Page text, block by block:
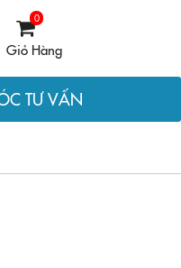
0
Giỏ Hàng
TƯ VẤN